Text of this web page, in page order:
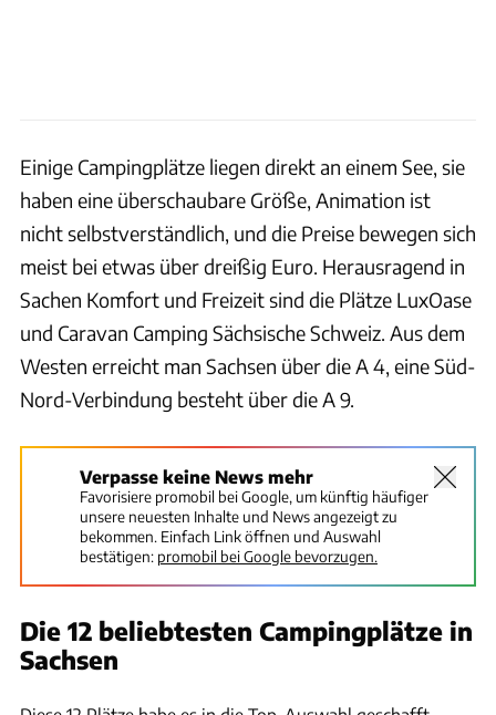
Einige Campingplätze liegen direkt an einem See, sie
haben eine überschaubare Größe, Animation ist
nicht selbstverständlich, und die Preise bewegen sich
meist bei etwas über dreißig Euro. Herausragend in
Sachen Komfort und Freizeit sind die Plätze LuxOase
und Caravan Camping Sächsische Schweiz. Aus dem
Westen erreicht man Sachsen über die A 4, eine Süd-
Nord-Verbindung besteht über die A 9.
Verpasse keine News mehr
Favorisiere promobil bei Google, um künftig häufiger
unsere neuesten Inhalte und News angezeigt zu
bekommen. Einfach Link öffnen und Auswahl
bestätigen: promobil bei Google bevorzugen.
Die 12 beliebtesten Campingplätze in
Sachsen